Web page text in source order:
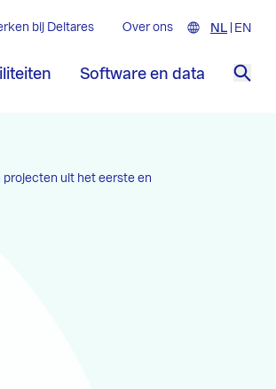
Software en data
bij Deltares Over ons NL EN
uit het eerste en